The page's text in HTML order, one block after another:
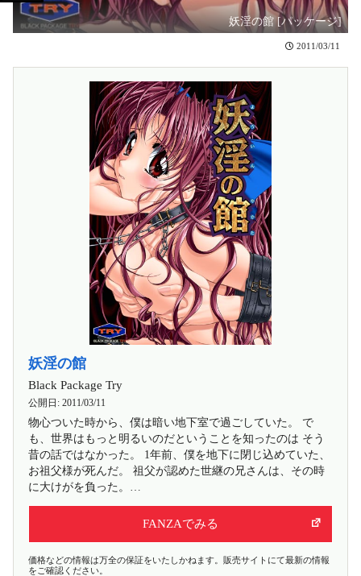
妖淫の館 [パッケージ]
2011/03/11
妖淫の館
Black Package Try
公開日: 2011/03/11
物心ついた時から、僕は暗い地下室で過ごしていた。 で
も、世界はもっと明るいのだということを知ったのは そう
昔の話ではなかった。 1年前、僕を地下に閉じ込めていた、
お祖父様が死んだ。 祖父が認めた世継の兄さんは、その時
に大けがを負った。…
FANZAでみる
価格などの情報は万全の保証をいたしかねます。販売サイトにて最新の情報
をご確認ください。